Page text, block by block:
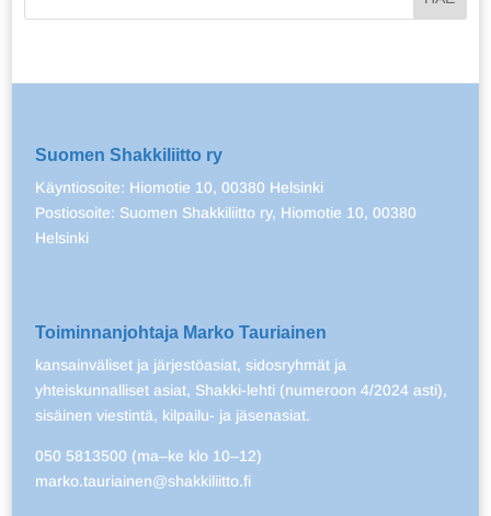
Suomen Shakkiliitto ry
Käyntiosoite: Hiomotie 10, 00380 Helsinki
Postiosoite: Suomen Shakkiliitto ry, Hiomotie 10, 00380
Helsinki
Toiminnanjohtaja Marko Tauriainen
kansainväliset ja järjestöasiat, sidosryhmät ja
yhteiskunnalliset asiat, Shakki-lehti (numeroon 4/2024 asti),
sisäinen viestintä, kilpailu- ja jäsenasiat.
050 5813500 (ma–ke klo 10–12)
marko.tauriainen@shakkiliitto.fi